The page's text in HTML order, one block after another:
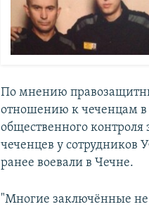
По мнению
отношению к чеченцам в
общественного
чеченцев у
ранее воевали в Чечне.
"Многие заключённые